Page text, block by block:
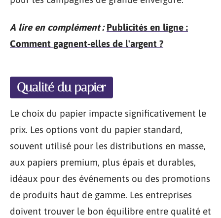
A lire en complément : Publicités en ligne :
Comment gagnent-elles de l'argent ?
Qualité du papier
Le choix du papier impacte significativement le
prix. Les options vont du papier standard,
souvent utilisé pour les distributions en masse,
aux papiers premium, plus épais et durables,
idéaux pour des événements ou des promotions
de produits haut de gamme. Les entreprises
doivent trouver le bon équilibre entre qualité et